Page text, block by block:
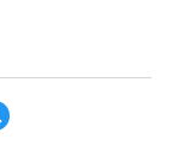
預
覽